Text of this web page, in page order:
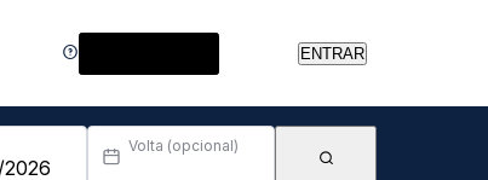
ENTRAR
Volta (opcional)